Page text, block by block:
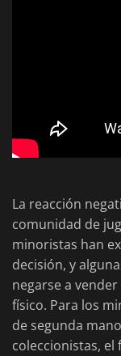
La reacción
comunidad de
minoristas han
decisión, y
negarse a
físico. Para los
de segunda
coleccionistas,